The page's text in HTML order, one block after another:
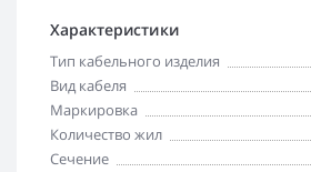
Характеристики
Тип кабельного изделия
Вид кабеля
Маркировка
Количество жил
Сечение